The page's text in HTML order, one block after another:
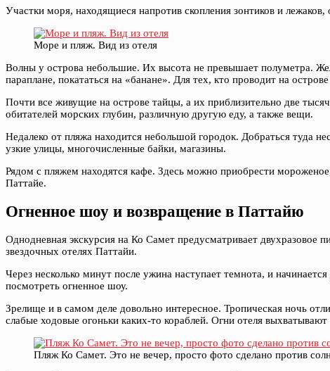
Участки моря, находящиеся напротив скопления зонтиков и
Море и пляж. Вид из отеля
Волны у острова небольшие. Их высота не превышает полуметра.
параплане, покататься на «банане». Для тех, кто проводит на
Почти все живущие на острове тайцы, а их приблизительно две
обитателей морских глубин, различную другую еду, а также вещи.
Недалеко от пляжа находится небольшой городок. Добраться туда
узкие улицы, многочисленные байки, магазины.
Рядом с пляжем находятся кафе. Здесь можно приобрести
Паттайе.
Огненное шоу и возвращение в Паттайю
Однодневная экскурсия на Ко Самет предусматривает
звездочных отелях Паттайи.
Через несколько минут после ужина наступает темнота, и
посмотреть огненное шоу.
Зрелище и в самом деле довольно интересное. Тропическая ночь
слабые ходовые огоньки каких-то кораблей. Огни отеля
Пляж Ко Самет. Это не вечер, просто фото сделано против